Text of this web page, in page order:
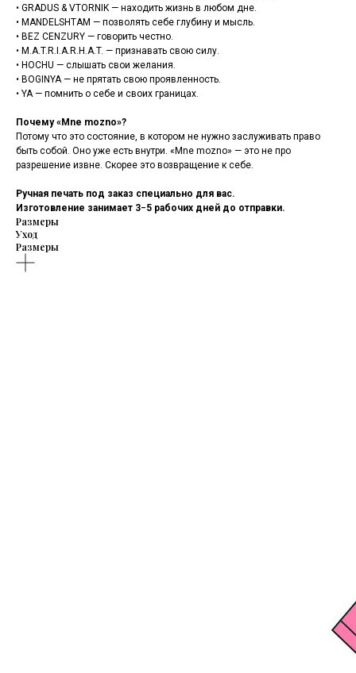
• GRADUS & VTORNIK — находить жизнь в любом дне.
• MANDELSHTAM — позволять себе глубину и мысль.
• BEZ CENZURY — говорить честно.
• M.A.T.R.I.A.R.H.A.T. — признавать свою силу.
• HOCHU — слышать свои желания.
• BOGINYA — не прятать свою проявленность.
• YA — помнить о себе и своих границах.
Почему «Mne mozno»?
Потому что это состояние, в котором не нужно заслуживать право
быть собой. Оно уже есть внутри. «Mne mozno» — это не про
разрешение извне. Скорее это возвращение к себе.
Ручная печать под заказ специально для вас.
Изготовление занимает 3−5 рабочих дней до отправки.
Размеры
Уход
Размеры